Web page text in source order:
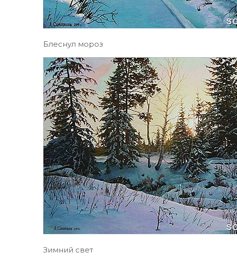
Блеснул мороз
Зимний свет